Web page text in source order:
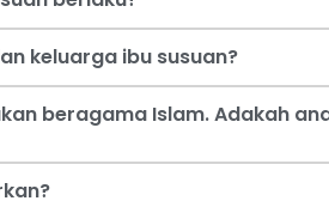
keluarga ibu susuan?
beragama Islam. Adakah